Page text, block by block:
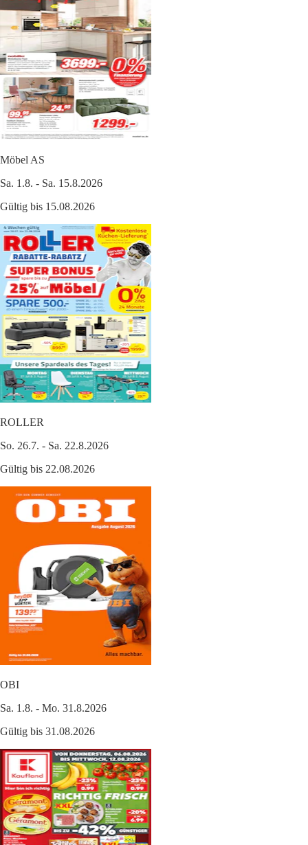
Möbel AS
Sa. 1.8. - Sa. 15.8.2026
Gültig bis 15.08.2026
ROLLER
So. 26.7. - Sa. 22.8.2026
Gültig bis 22.08.2026
OBI
Sa. 1.8. - Mo. 31.8.2026
Gültig bis 31.08.2026